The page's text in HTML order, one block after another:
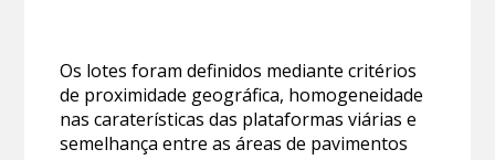
Os lotes foram definidos mediante critérios
de proximidade geográfica, homogeneidade
nas caraterísticas das plataformas viárias e
semelhança entre as áreas de pavimentos